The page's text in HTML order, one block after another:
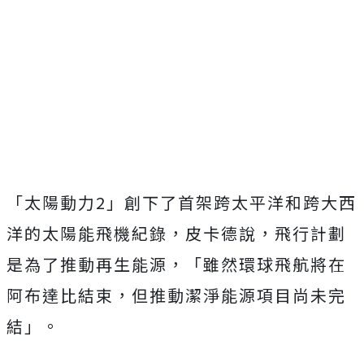
「太陽動力2」創下了首架跨太平洋和跨大西
洋的太陽能飛機紀錄，皮卡德說，飛行計劃
是為了推動再生能源，「雖然環球飛航將在
阿布達比結束，但推動潔淨能源項目尚未完
結」。